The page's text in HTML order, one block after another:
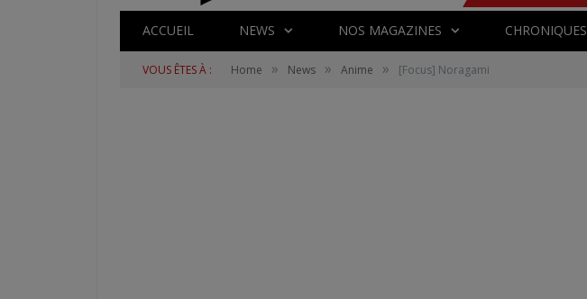
ACCUEIL NEWS NOS MAGAZINES CHRONIQUES
VOUS ÊTES À : Home » News » Anime » [Focus] Noragami